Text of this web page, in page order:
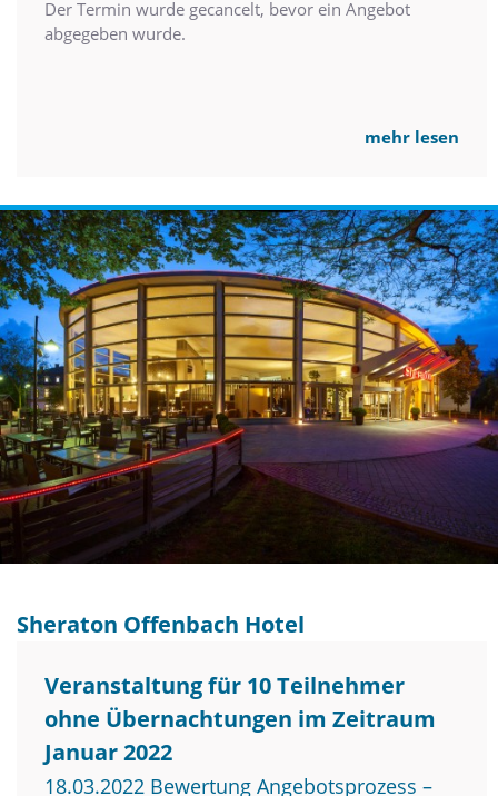
Der Termin wurde gecancelt, bevor ein Angebot
abgegeben wurde.
mehr lesen
Sheraton Offenbach Hotel
Veranstaltung für 10 Teilnehmer
ohne Übernachtungen im Zeitraum
Januar 2022
18.03.2022 Bewertung Angebotsprozess –